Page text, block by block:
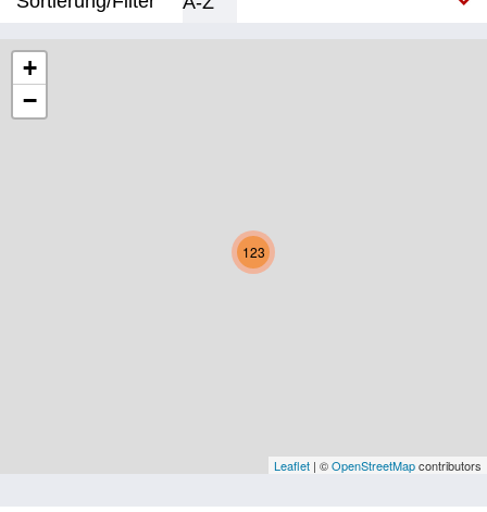
Niederösterreich
Oberösterreich
Vorarlberg
123
+
−
Leaflet | ©OpenStreetMapcontributors